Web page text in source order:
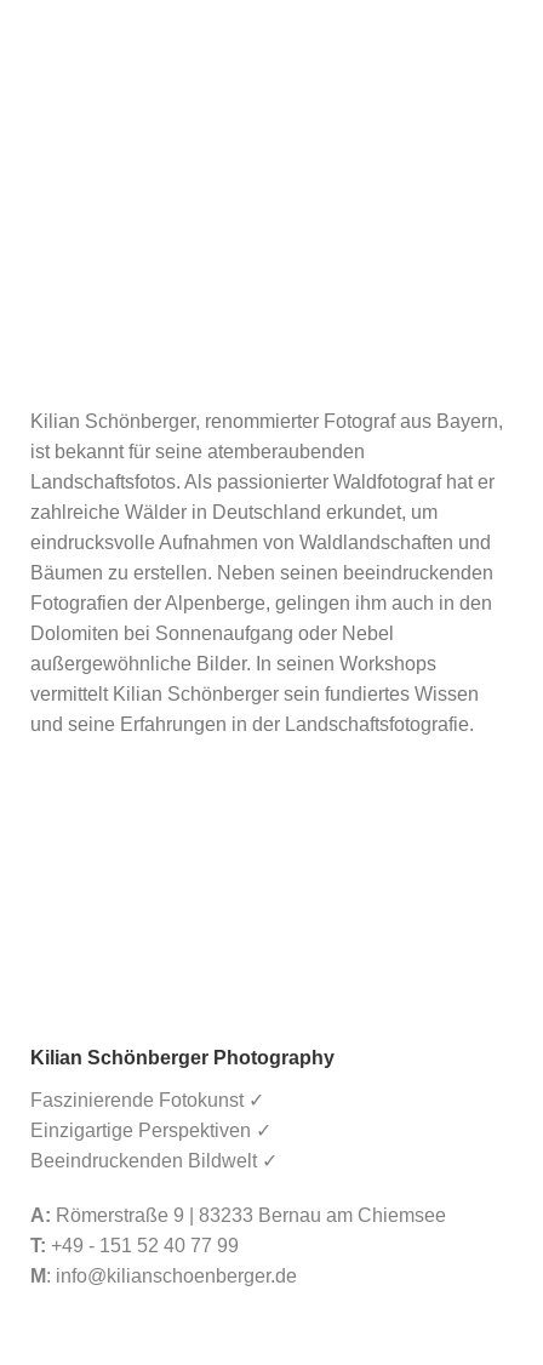
Kilian Schönberger, renommierter Fotograf aus Bayern,
ist bekannt für seine atemberaubenden
Landschaftsfotos. Als passionierter Waldfotograf hat er
zahlreiche Wälder in Deutschland erkundet, um
eindrucksvolle Aufnahmen von Waldlandschaften und
Bäumen zu erstellen. Neben seinen beeindruckenden
Fotografien der Alpenberge, gelingen ihm auch in den
Dolomiten bei Sonnenaufgang oder Nebel
außergewöhnliche Bilder. In seinen Workshops
vermittelt Kilian Schönberger sein fundiertes Wissen
und seine Erfahrungen in der Landschaftsfotografie.
Kilian Schönberger Photography
Faszinierende Fotokunst ✓
Einzigartige Perspektiven ✓
Beeindruckenden Bildwelt ✓
A: Römerstraße 9 | 83233 Bernau am Chiemsee
T: +49 - 151 52 40 77 99
M: info@kilianschoenberger.de